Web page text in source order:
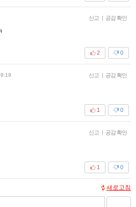
신고 | 공감 확인
0
2
신고 | 공감 확인
0
1
신고 | 공감 확인
0
1
새로고침